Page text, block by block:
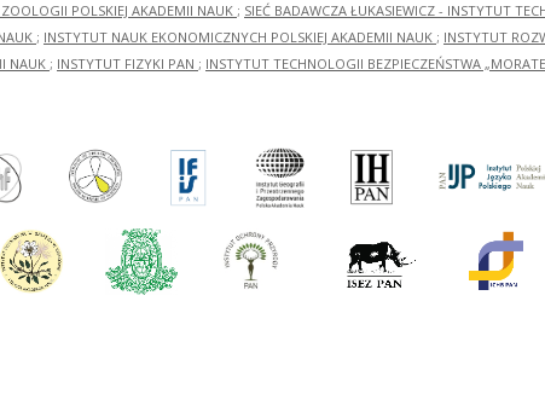
POLSKIEJ AKADEMII NAUK ; SIEĆ BADAWCZA ŁUKASIEWICZ - INSTYTUT
; INSTYTUT NAUK EKONOMICZNYCH POLSKIEJ AKADEMII NAUK ; INSTYTUT
NAUK ; INSTYTUT FIZYKI PAN ; INSTYTUT TECHNOLOGII BEZPIECZEŃSTWA